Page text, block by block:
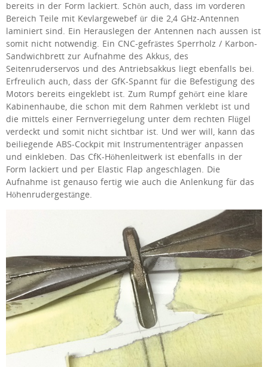
bereits in der Form lackiert. Schön auch, dass im vorderen
Bereich Teile mit Kevlargewebef ür die 2,4 GHz-Antennen
laminiert sind. Ein Herauslegen der Antennen nach aussen ist
somit nicht notwendig. Ein CNC-gefrästes Sperrholz / Karbon-
Sandwichbrett zur Aufnahme des Akkus, des
Seitenruderservos und des Antriebsakkus liegt ebenfalls bei.
Erfreulich auch, dass der GfK-Spannt für die Befestigung des
Motors bereits eingeklebt ist. Zum Rumpf gehört eine klare
Kabinenhaube, die schon mit dem Rahmen verklebt ist und
die mittels einer Fernverriegelung unter dem rechten Flügel
verdeckt und somit nicht sichtbar ist. Und wer will, kann das
beiliegende ABS-Cockpit mit Instrumententräger anpassen
und einkleben. Das CfK-Höhenleitwerk ist ebenfalls in der
Form lackiert und per Elastic Flap angeschlagen. Die
Aufnahme ist genauso fertig wie auch die Anlenkung für das
Höhenrudergestänge.